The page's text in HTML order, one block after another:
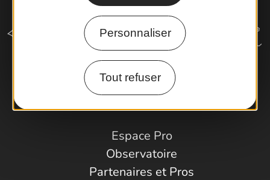
Personnaliser
Tout refuser
Comment venir ?
Espace Pro
Observatoire
Partenaires et Pros